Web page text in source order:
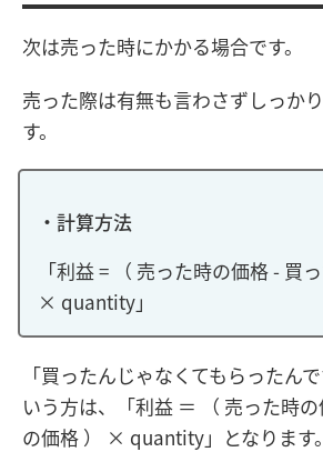
次は売った時にかかる場合です。
売った際は有無も言わさずしっか
す。
・計算方法
「利益 = （ 売った時の価格 - 買
× quantity」
「買ったんじゃなくてもらったん
いう方は、「利益 ＝ （ 売った時
の価格 ） × quantity」となります